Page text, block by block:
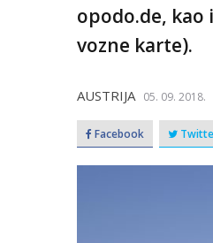
opodo.de, kao
vozne karte).
AUSTRIJA 05. 09. 2018.
Facebook